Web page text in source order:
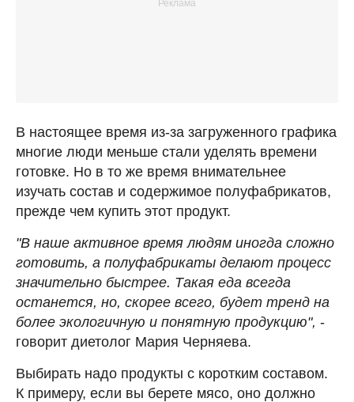
В настоящее время из-за загруженного графика
многие люди меньше стали уделять времени
готовке. Но в то же время внимательнее
изучать состав и содержимое полуфабрикатов,
прежде чем купить этот продукт.
"В наше активное время людям иногда сложно
готовить, а полуфабрикаты делают процесс
значительно быстрее. Такая еда всегда
останется, но, скорее всего, будет тренд на
более экологичную и понятную продукцию", -
говорит диетолог Мария Черняева.
Выбирать надо продукты с коротким составом.
К примеру, если вы берете мясо, оно должно